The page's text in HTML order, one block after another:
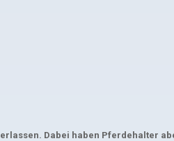
Dabei haben Pferdehalter